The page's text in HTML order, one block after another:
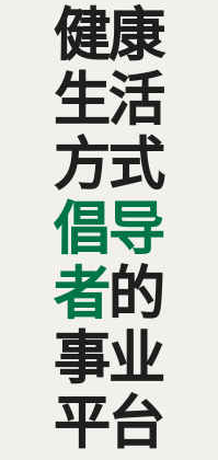
健康
生活
方式
倡导
者的
事业
平台